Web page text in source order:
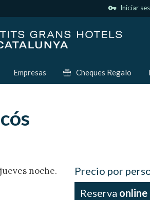
vpn_key Iniciar
Empresas Cheques Regalo
noche.
Precio por
Reserva online